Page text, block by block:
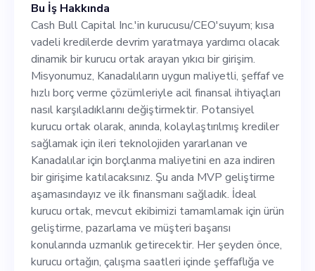
sağlamak için ileri
teknolojiden yararlanan ve
Kanadalılar için borçlanma
maliyetini en aza indiren bir
girişime katılacaksınız. Şu
anda MVP geliştirme
aşamasındayız ve ilk
finansmanı sağladık. İdeal
kurucu ortak, mevcut
ekibimizi tamamlamak için
Bu İş Hakkında
Cash Bull Capital Inc.'in kurucusu/CEO'suyum; kısa
vadeli kredilerde devrim yaratmaya yardımcı olacak
dinamik bir kurucu ortak arayan yıkıcı bir girişim.
Misyonumuz, Kanadalıların uygun maliyetli, şeffaf ve
hızlı borç verme çözümleriyle acil finansal ihtiyaçları
nasıl karşıladıklarını değiştirmektir. Potansiyel
kurucu ortak olarak, anında, kolaylaştırılmış krediler
sağlamak için ileri teknolojiden yararlanan ve
Kanadalılar için borçlanma maliyetini en aza indiren
bir girişime katılacaksınız. Şu anda MVP geliştirme
aşamasındayız ve ilk finansmanı sağladık. İdeal
kurucu ortak, mevcut ekibimizi tamamlamak için ürün
geliştirme, pazarlama ve müşteri başarısı
konularında uzmanlık getirecektir. Her şeyden önce,
kurucu ortağın, çalışma saatleri içinde şeffaflığa ve